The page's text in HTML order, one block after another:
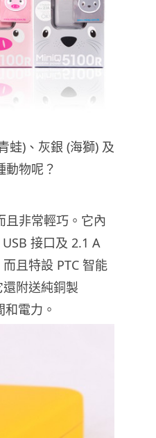
蛙)、灰銀 (海獅) 及
動物呢？
非常輕巧。它內
接口及 2.1 A
且特設 PTC 智能
附送純銅製
電力。